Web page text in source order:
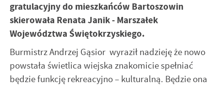
gratulacyjny do mieszkańców Bartoszowin
skierowała Renata Janik - Marszałek
Województwa Świętokrzyskiego.
Burmistrz Andrzej Gąsior wyraził nadzieję że nowo
powstała świetlica wiejska znakomicie spełniać
będzie funkcję rekreacyjno – kulturalną. Będzie ona